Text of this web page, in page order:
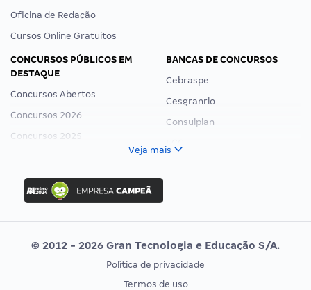
Oficina de Redação
Cursos Online Gratuitos
CONCURSOS PÚBLICOS EM
DESTAQUE
Concursos Abertos
Concursos 2026
Concursos 2025
Concurso Nacional Unificado
Concurso Ibama
Concurso MPU
Editais publicados
BANCAS DE CONCURSOS
Cebraspe
Cesgranrio
Consulplan
Vunesp
CONCURSOS POR PROFISSÃO
EXAME DE ORDEM
Veja mais
© 2012 - 2026 Gran Tecnologia e Educação S/A.
Política de privacidade
Termos de uso